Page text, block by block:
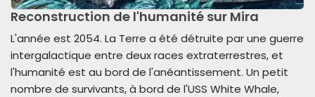
Reconstruction de l'humanité sur Mira
L'année est 2054. La Terre a été détruite par une guerre
intergalactique entre deux races extraterrestres, et
l'humanité est au bord de l'anéantissement. Un petit
nombre de survivants, à bord de l'USS White Whale,